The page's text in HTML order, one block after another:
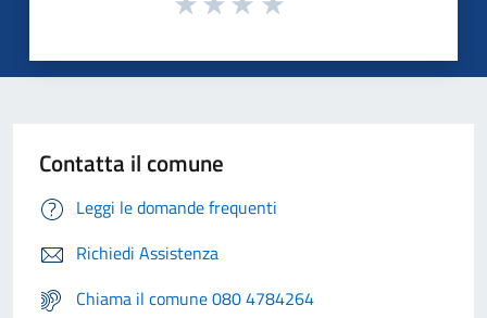
Contatta il comune
Leggi le domande frequenti
Richiedi Assistenza
Chiama il comune 080 4784264